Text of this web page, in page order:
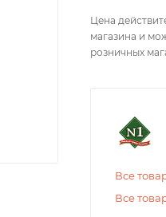
Цена
магазина и
розничных
Все
Все